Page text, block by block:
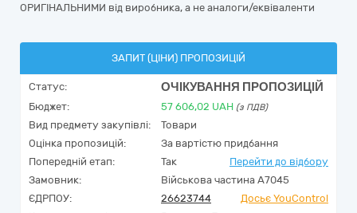
ОРИГІНАЛЬНИМИ від виробника, а не аналоги/еквіваленти
ЗАПИТ (ЦІНИ) ПРОПОЗИЦІЙ
Статус: ОЧІКУВАННЯ ПРОПОЗИЦІЙ
Бюджет: 57 606,02 UAH (з ПДВ)
Вид предмету закупівлі:
Товари
Оцінка пропозицій:
За вартістю придбання
Попередній етап:
Так
Перейти до відбору
Замовник:
Військова частина А7045
ЄДРПОУ:
26623744
Досьє YouControl